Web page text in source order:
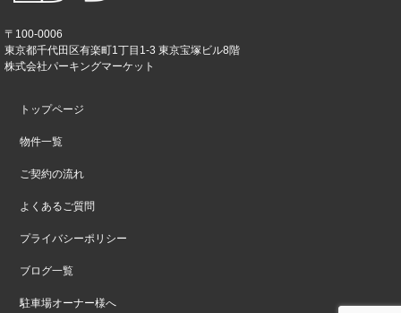
〒100-0006
東京都千代田区有楽町1丁目1-3 東京宝塚ビル8階
株式会社パーキングマーケット
トップページ
物件一覧
ご契約の流れ
よくあるご質問
プライバシーポリシー
ブログ一覧
駐車場オーナー様へ